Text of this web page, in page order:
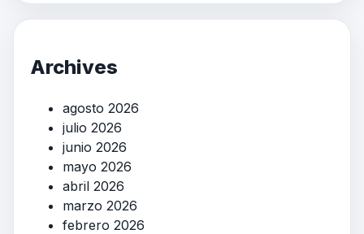
Archives
agosto 2026
julio 2026
junio 2026
mayo 2026
abril 2026
marzo 2026
febrero 2026